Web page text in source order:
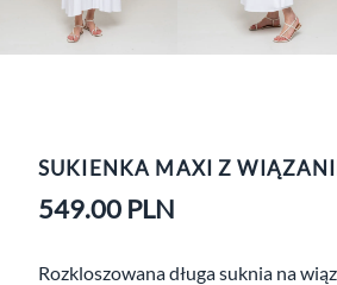
SUKIENKA MAXI Z
549.00 PLN
Rozkloszowana długa suknia na